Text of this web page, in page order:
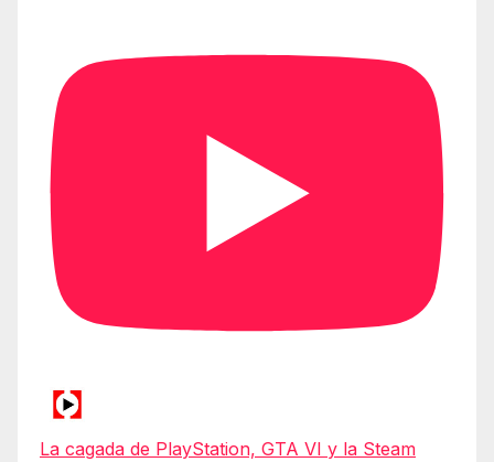
La cagada de PlayStation, GTA VI y la Steam